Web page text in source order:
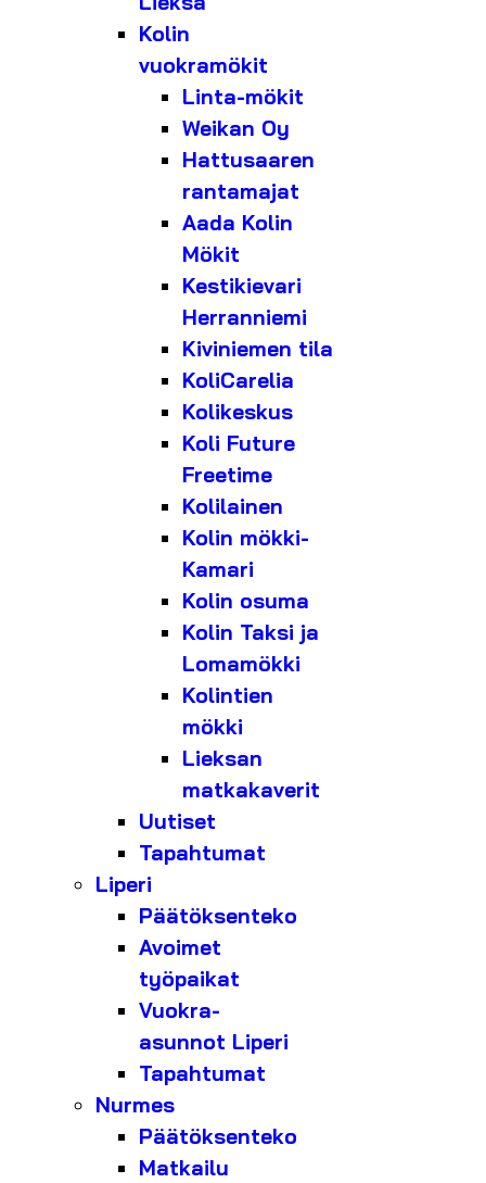
Kolin
vuokramökit
Linta-mökit
Weikan Oy
Hattusaaren
rantamajat
Aada Kolin
Mökit
Kestikievari
Herranniemi
Kiviniemen tila
KoliCarelia
Kolikeskus
Koli Future
Freetime
Kolilainen
Kolin mökki-
Kamari
Kolin osuma
Kolin Taksi ja
Lomamökki
Kolintien
mökki
Lieksan
matkakaverit
Uutiset
Tapahtumat
Liperi
Päätöksenteko
Avoimet
työpaikat
Vuokra-
asunnot Liperi
Tapahtumat
Nurmes
Päätöksenteko
Matkailu